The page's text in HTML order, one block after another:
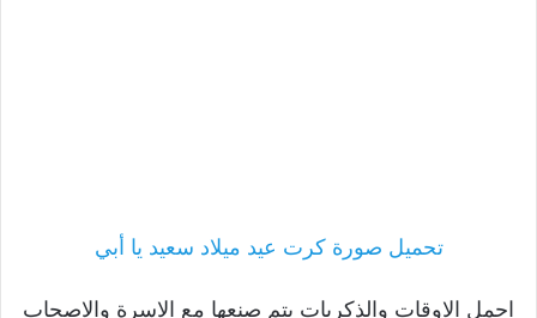
تحميل صورة كرت عيد ميلاد سعيد يا أبي
اجمل الاوقات والذكريات يتم صنعها مع الاسرة والاصحاب